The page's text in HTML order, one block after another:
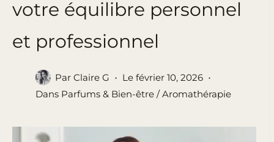
votre équilibre personnel
et professionnel
Par Claire G Le février 10, 2026
Dans Parfums & Bien-être / Aromathérapie